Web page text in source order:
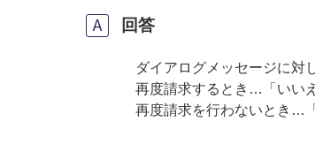
回答
ダイアログメッセージに対
再度請求するとき…「いい
再度請求を行わないとき…